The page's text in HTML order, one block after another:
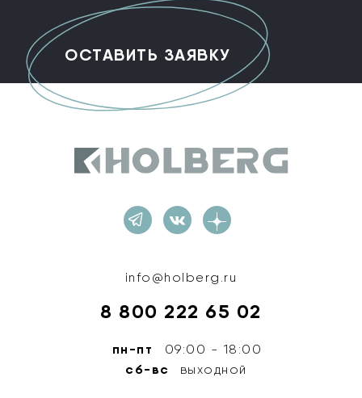
info@holberg.ru
8 800 222 65 02
пн-пт 09:00 - 18:00
сб-вс выходной